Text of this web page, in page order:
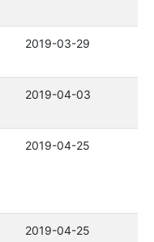
2019-03-29
2019-04-03
2019-04-25
2019-04-25